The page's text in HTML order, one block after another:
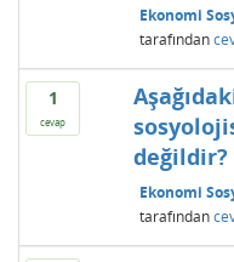
Ekonomi
tarafından
1
cevap
değildir?
Ekonomi
tarafından